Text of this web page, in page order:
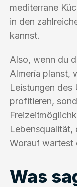
mediterrane
in den
kannst.
Also, wenn du
Almería planst,
Leistungen des
profitieren,
Lebensqualität,
Worauf wartest
Was